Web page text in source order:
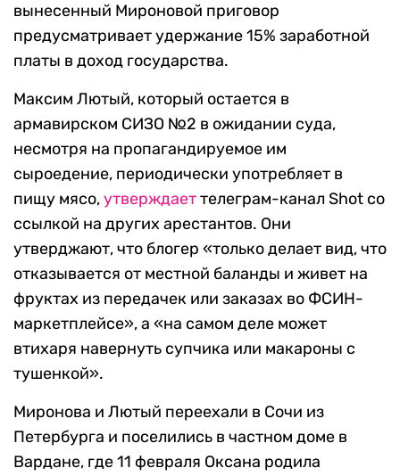
вынесенный Мироновой приговор
предусматривает удержание 15% заработной
платы в доход государства.
Максим Лютый, который остается в
армавирском СИЗО №2 в ожидании суда,
несмотря на пропагандируемое им
сыроедение, периодически употребляет в
пищу мясо,утверждаеттелеграм-канал Shot со
ссылкой на других арестантов. Они
утверджают, что блогер «только делает вид, что
отказывается от местной баланды и живет на
фруктах из передачек или заказах во ФСИН-
маркетплейсе», а «на самом деле может
втихаря навернуть супчика или макароны с
тушенкой».
Миронова и Лютый переехали в Сочи из
Петербурга и поселились в частном доме в
Вардане, где 11 февраля Оксана родила